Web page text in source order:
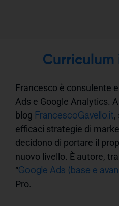
Curriculum
Francesco è consulente
Ads e Google Analytics. Autore dell’omonimo
blog FrancescoGavello.it,
efficaci strategie di
decidono di portare il
nuovo livello. È autore,
“Google Ads (base e
Pro.